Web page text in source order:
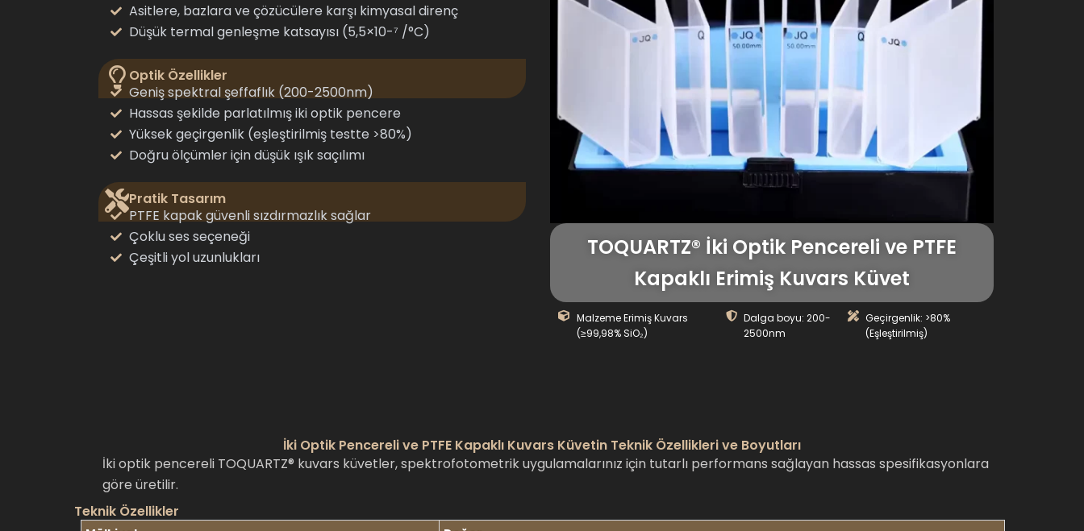
Asitlere, bazlara ve çözücülere karşı kimyasal direnç
Düşük termal genleşme katsayısı (5,5×10-⁷ /°C)
Optik Özellikler
Geniş spektral şeffaflık (200-2500nm)
Hassas şekilde parlatılmış iki optik pencere
Yüksek geçirgenlik (eşleştirilmiş testte >80%)
Doğru ölçümler için düşük ışık saçılımı
Pratik Tasarım
PTFE kapak güvenli sızdırmazlık sağlar
Çoklu ses seçeneği
Çeşitli yol uzunlukları
TOQUARTZ® İki Optik Pencereli ve PTFE
Kapaklı Erimiş Kuvars Küvet
Malzeme Erimiş Kuvars
(≥99,98% SiO₂)
Dalga boyu: 200-
2500nm
Geçirgenlik: >80%
(Eşleştirilmiş)
İki Optik Pencereli ve PTFE Kapaklı Kuvars Küvetin Teknik Özellikleri ve Boyutları
İki optik pencereli TOQUARTZ® kuvars küvetler, spektrofotometrik uygulamalarınız için tutarlı performans sağlayan hassas spesifikasyonlara
göre üretilir.
Teknik Özellikler